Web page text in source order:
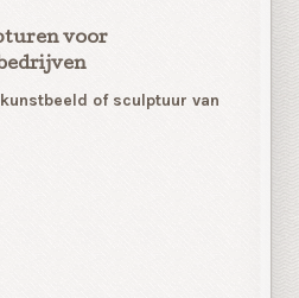
voor
of sculptuur van